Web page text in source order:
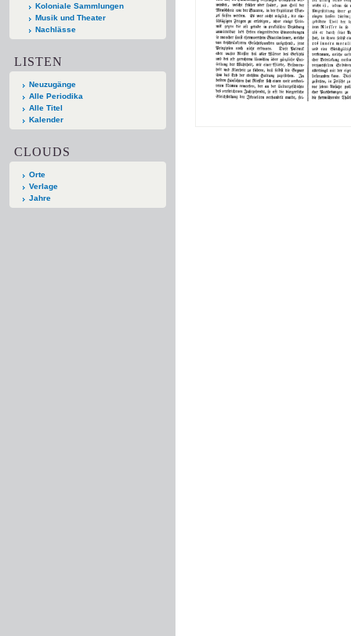
Koloniale Sammlungen
Musik und Theater
Nachlässe
LISTEN
Neuzugänge
Alle Periodika
Alle Titel
Kalender
CLOUDS
Orte
Verlage
Jahre